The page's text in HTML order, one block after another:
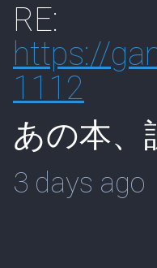
RE:
https://
1112
あの本、
3 days ago